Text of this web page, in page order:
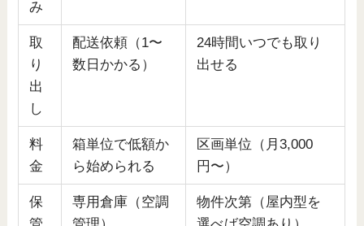
み
取
り
出
し
配送依頼（1〜
数日かかる）
24時間いつでも取り
出せる
料
金
箱単位で低額か
ら始められる
区画単位（月3,000
円〜）
保
専用倉庫（空調
物件次第（屋内型を